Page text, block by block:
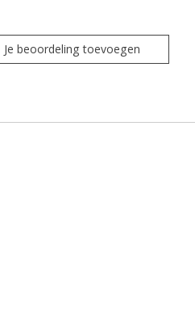
Je beoordeling toevoegen